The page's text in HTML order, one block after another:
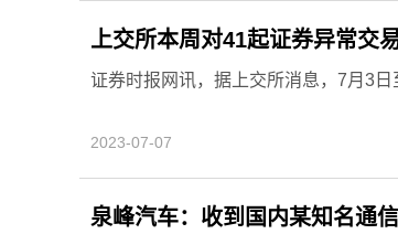
上交所本周对41起证券异常交
证券时报网讯，据上交所消息，7月3日
2023-07-07
泉峰汽车：收到国内某知名通